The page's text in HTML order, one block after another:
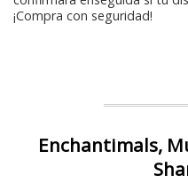
¡Compra con seguridad!
Enchantimals,